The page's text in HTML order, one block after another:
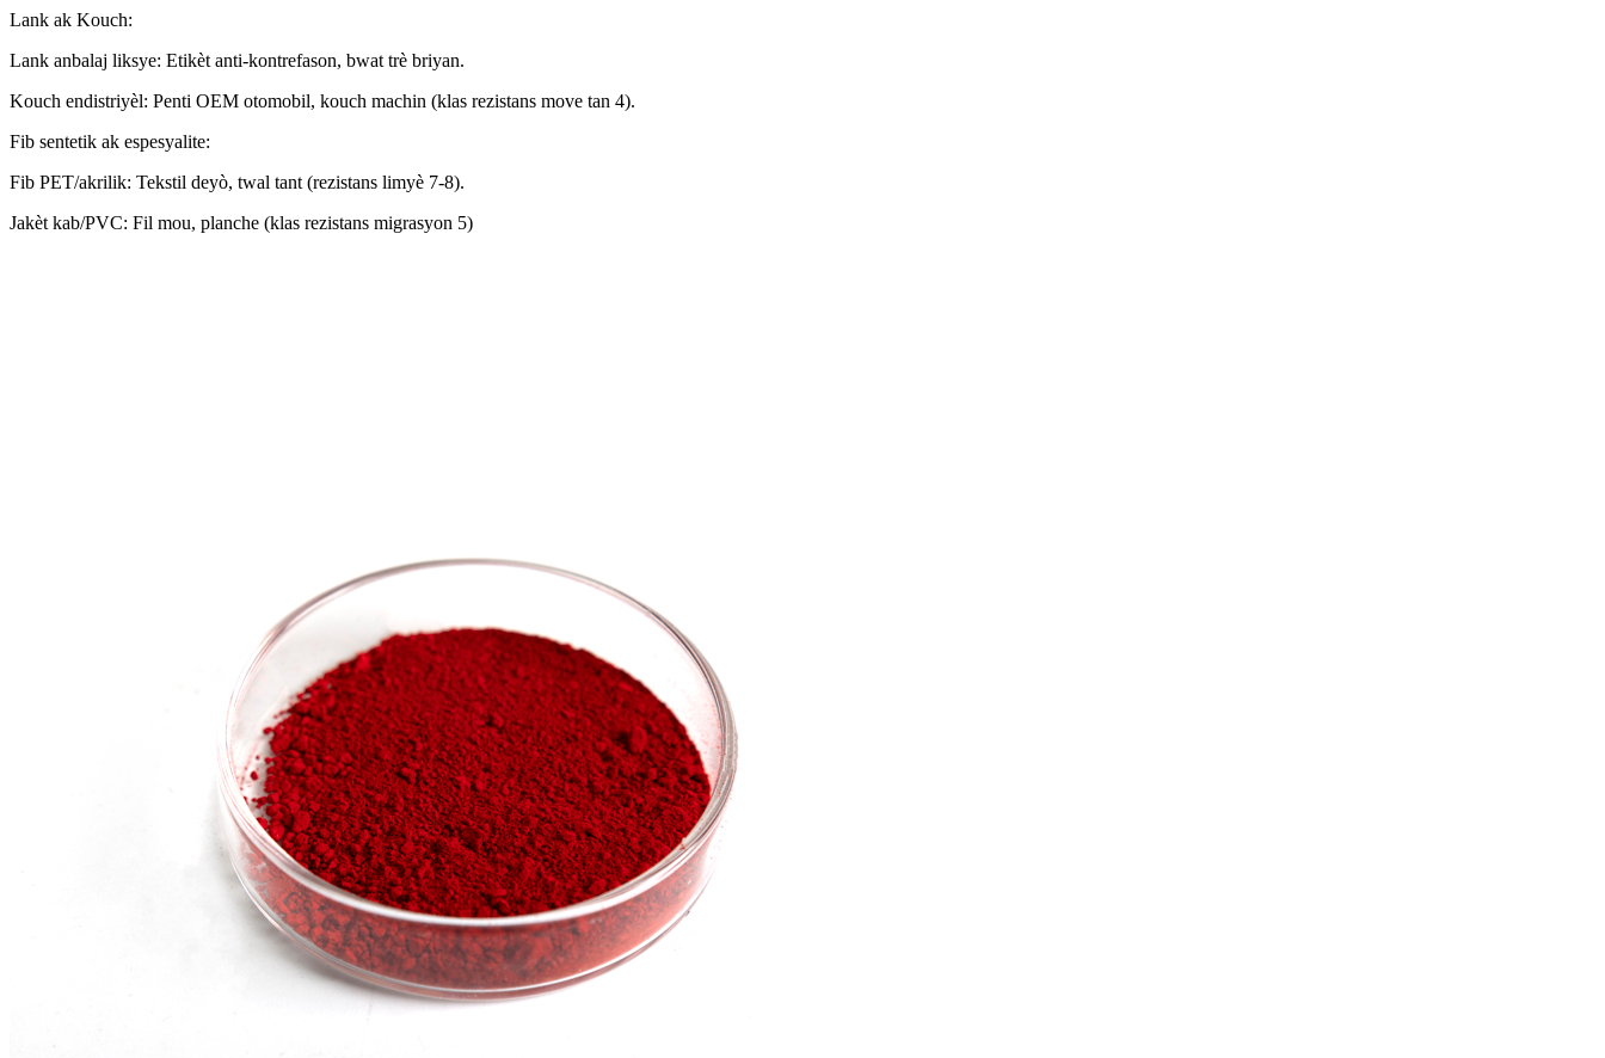
Lank ak Kouch:
Lank anbalaj liksye: Etikèt anti-kontrefason, bwat trè briyan.
Kouch endistriyèl: Penti OEM otomobil, kouch machin (klas rezistans move tan 4).
Fib sentetik ak espesyalite:
Fib PET/akrilik: Tekstil deyò, twal tant (rezistans limyè 7-8).
Jakèt kab/PVC: Fil mou, planche (klas rezistans migrasyon 5)